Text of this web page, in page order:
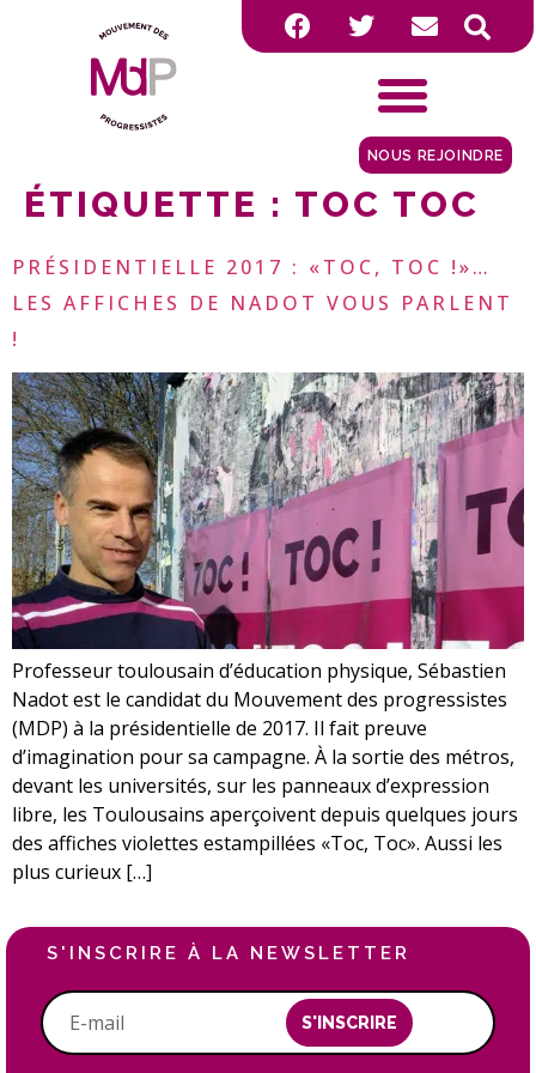
NOUS REJOINDRE
ÉTIQUETTE : TOC TOC
PRÉSIDENTIELLE 2017 : «TOC, TOC !»…
LES AFFICHES DE NADOT VOUS PARLENT
!
Professeur toulousain d’éducation physique, Sébastien
Nadot est le candidat du Mouvement des progressistes
(MDP) à la présidentielle de 2017. Il fait preuve
d’imagination pour sa campagne. À la sortie des métros,
devant les universités, sur les panneaux d’expression
libre, les Toulousains aperçoivent depuis quelques jours
des affiches violettes estampillées «Toc, Toc». Aussi les
plus curieux […]
S'INSCRIRE À LA NEWSLETTER
S'INSCRIRE